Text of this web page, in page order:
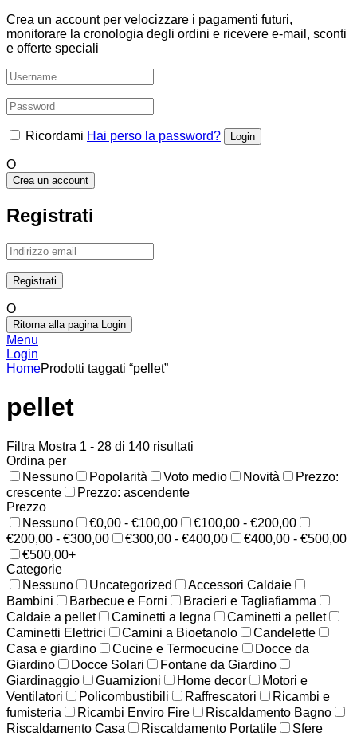
Crea un account per velocizzare i pagamenti futuri,
monitorare la cronologia degli ordini e ricevere e-mail, sconti
e offerte speciali
Ricordami Hai perso la password?
O
Crea un account
Registrati
O
Ritorna alla pagina Login
Menu
Login
HomeProdotti taggati “pellet”
pellet
Filtra Mostra 1 - 28 di 140 risultati
Ordina per
Nessuno
Popolarità Voto medio Novità
Prezzo:
crescente
Prezzo: ascendente
Prezzo
Nessuno
€0,00 - €100,00
€100,00 - €200,00
€200,00 - €300,00
€300,00 - €400,00
€400,00 - €500,00
€500,00+
Categorie
Nessuno
Uncategorized
Accessori Caldaie
Bambini
Barbecue e Forni
Bracieri e Tagliafiamma
Caldaie a pellet
Caminetti a legna
Caminetti a pellet
Caminetti Elettrici
Camini a Bioetanolo
Candelette
Casa e giardino
Cucine e Termocucine
Docce da
Giardino
Docce Solari
Fontane da Giardino
Giardinaggio
Guarnizioni Home decor
Motori e
Ventilatori
Policombustibili Raffrescatori
Ricambi e
fumisteria
Ricambi Enviro Fire
Riscaldamento Bagno
Riscaldamento Casa
Riscaldamento Portatile
Sfere